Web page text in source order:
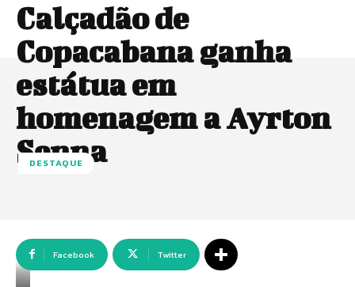
Calçadão de
Copacabana ganha
estátua em
homenagem a Ayrton
Senna
DESTAQUE
Facebook Twitter